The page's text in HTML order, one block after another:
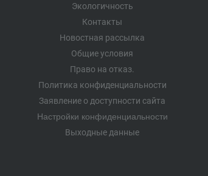
Экологичность
Контакты
Новостная рассылка
Общие условия
Право на отказ.
Политика конфиденциальности
Заявление о доступности сайта
Настройки конфиденциальности
Выходные данные